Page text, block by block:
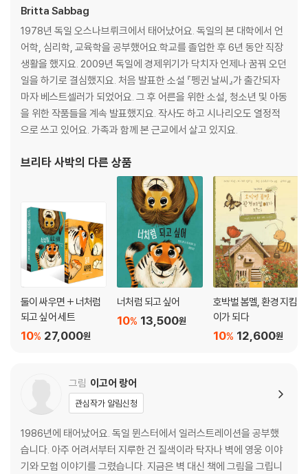
Britta Sabbag
1978년 독일 오스나브뤼크에서 태어났어요. 독일의 본 대학에서 언
어학, 심리학, 교육학을 공부했어요.학교를 졸업한 후 6년 동안 직장
생활을 했지요. 2009년 독일에 경제위기가 닥치자 언제나 꿈꿔 오던
일을 하기로 결심했지요. 처음 발표한 소설 『펭귄 날씨』가 출간되자
마자 베스트셀러가 되었어요. 그 후 어른을 위한 소설, 청소년 및 아동
을 위한 작품들을 계속 발표했지요. 작사도 하고 시나리오도 열정적
으로 쓰고 있어요. 가족과 함께 본 근교에서 살고 있지요.
브리타 사박의 다른 상품
둘이 싸우면 + 너처럼
되고 싶어 세트
27,000원
10%
너처럼 되고 싶어
13,500원
10%
호박벌 봄멜, 환경 지킴
이가 되다
12,600원
10%
그림 이고어 랑어
관심작가 알림신청
1986년에 태어났어요. 독일 뮌스터에서 일러스트레이션을 공부했
습니다. 아주 어려서부터 지루한 건 질색이라 탁자나 벽에 영웅 이야
기와 모험 이야기를 그렸습니다. 지금은 벽 대신 책에 그림을 그립니